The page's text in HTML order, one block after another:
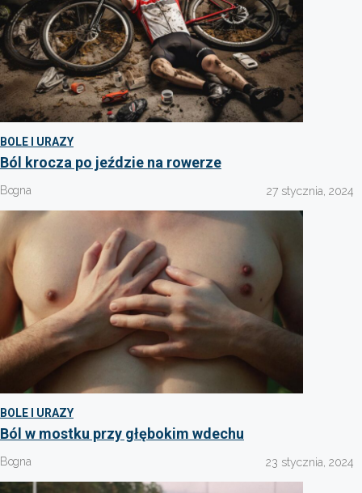
BOLE I URAZY
Ból krocza po jeździe na rowerze
Bogna 27 stycznia, 2024
BOLE I URAZY
Ból w mostku przy głębokim wdechu
Bogna 23 stycznia, 2024